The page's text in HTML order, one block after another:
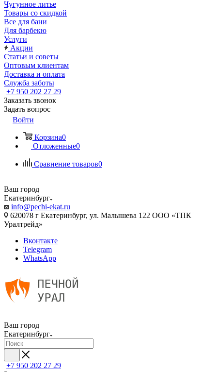
Чугунное литье
Товары со скидкой
Все для бани
Для барбекю
Услуги
Акции
Статьи и советы
Оптовым клиентам
Доставка и оплата
Служба заботы
+7 950 202 27 29
Заказать звонок
Задать вопрос
Войти
Корзина0
Отложенные0
Сравнение товаров0
Ваш город
Екатеринбург
info@pechi-ekat.ru
620078 г Екатеринбург, ул. Малышева 122 ООО «ТПК
Уралтрейд»
Вконтакте
Telegram
WhatsApp
Ваш город
Екатеринбург
+7 950 202 27 29